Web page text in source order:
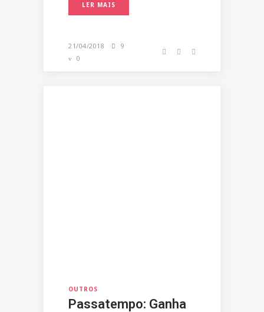
LER MAIS
21/04/2018
9
0
OUTROS
Passatempo: Ganha